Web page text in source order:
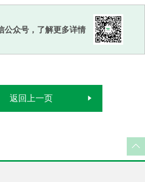
公众号，了解更多详情
返回上一页